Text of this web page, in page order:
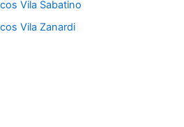
Vila Sabatino
Vila Zanardi